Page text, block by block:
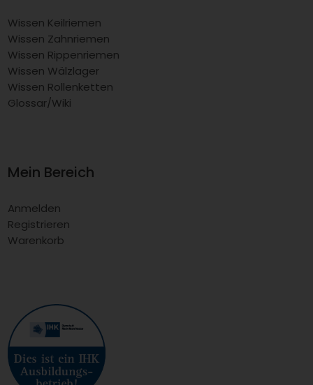
Wissen Keilriemen
Wissen Zahnriemen
Wissen Rippenriemen
Wissen Wälzlager
Wissen Rollenketten
Glossar/Wiki
Mein Bereich
Anmelden
Registrieren
Warenkorb